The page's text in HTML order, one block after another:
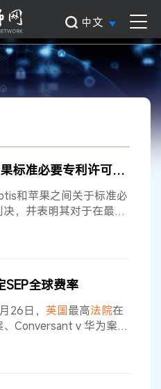
中文
必要专利许可作出部分判决
和苹果之间关于标准必
，并表明其对于在最终
接受
度。 Optis此前已经在
称被侵犯专利的四项
FRAND审判（D），在
SEP全球费率
26日， 英国最高法院在
Conversant v 华为案、
关标准必要专利许可的